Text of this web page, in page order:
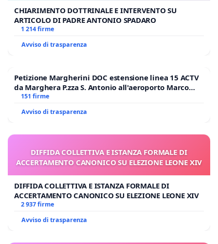
CHIARIMENTO DOTTRINALE E INTERVENTO SU
ARTICOLO DI PADRE ANTONIO SPADARO
1 214 firme
Avviso di trasparenza
Petizione Margherini DOC estensione linea 15 ACTV
da Marghera P.zza S. Antonio all'aeroporto Marco
Polo tariffa a € 1,50
151 firme
Avviso di trasparenza
DIFFIDA COLLETTIVA E ISTANZA FORMALE DI
ACCERTAMENTO CANONICO SU ELEZIONE LEONE XIV
DIFFIDA COLLETTIVA E ISTANZA FORMALE DI
ACCERTAMENTO CANONICO SU ELEZIONE LEONE XIV
2 937 firme
Avviso di trasparenza